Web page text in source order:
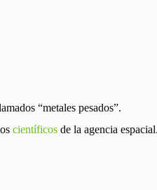
“metales pesados”.
científicos de la agencia